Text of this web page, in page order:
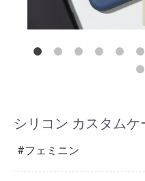
シリコン カスタム
フェミニン